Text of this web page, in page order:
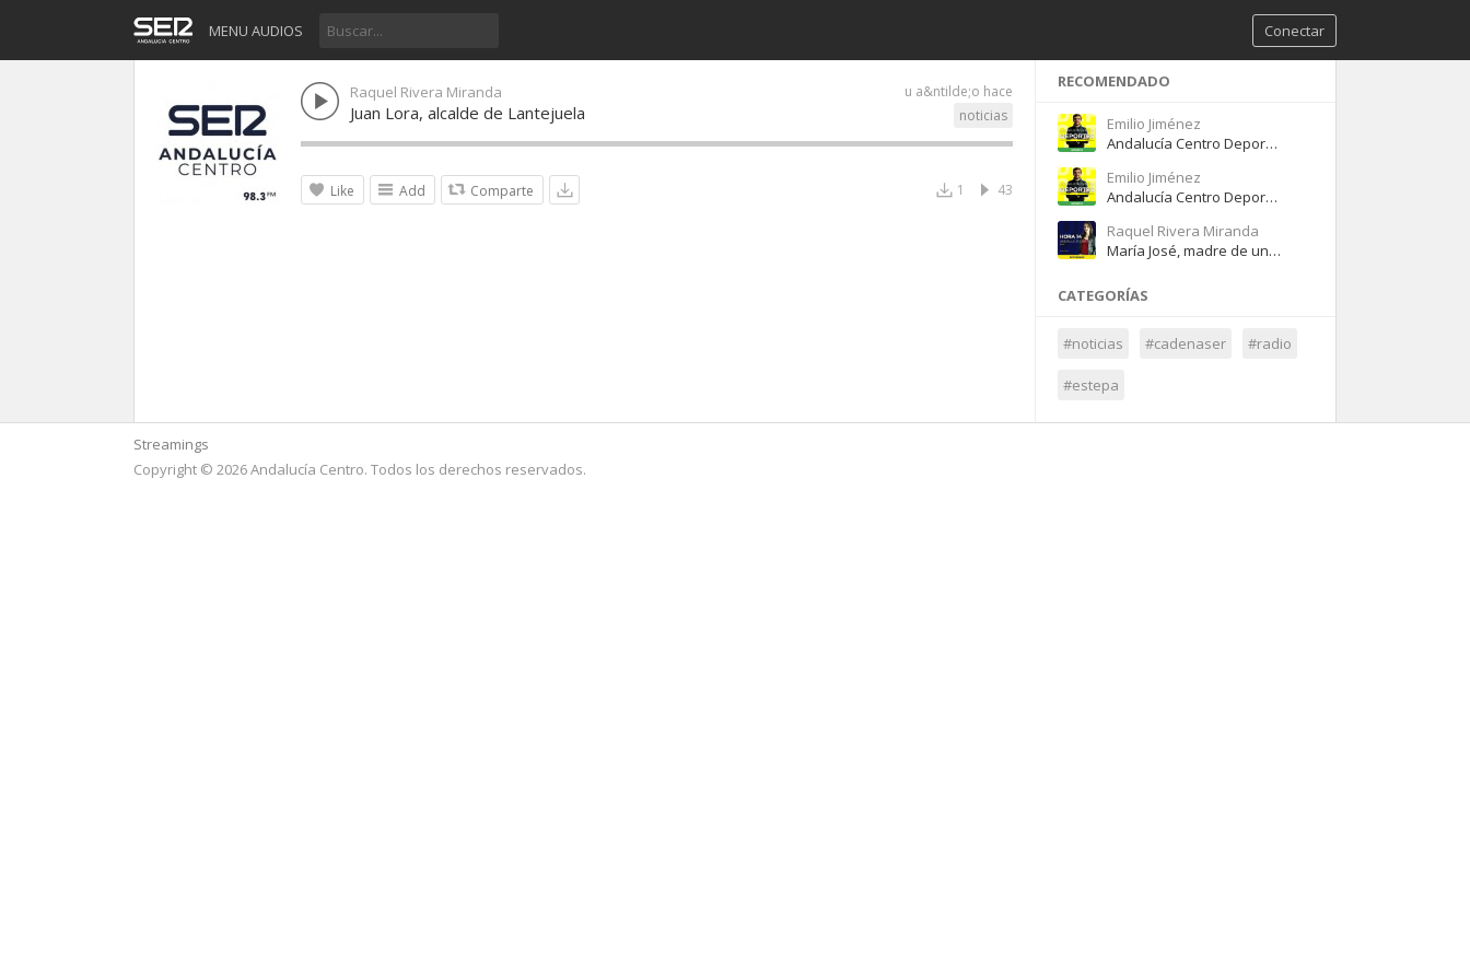
MENU AUDIOS Conectar
u a&ntilde;o hace
Raquel Rivera Miranda
noticias
Juan Lora, alcalde de Lantejuela
Like Add Comparte 43
1
RECOMENDADO
Emilio Jiménez
Andalucía Centro Deportes – Martes 10 de mayo de 2022
Emilio Jiménez
Andalucía Centro Deportes – Miércoles 27 de abril de 2022
Raquel Rivera Miranda
María José, madre de una alumna que necesita personal de apoyo en el colegio
CATEGORÍAS
#noticias #cadenaser #radio
#estepa
Streamings
Copyright © 2026 Andalucía Centro. Todos los derechos reservados.